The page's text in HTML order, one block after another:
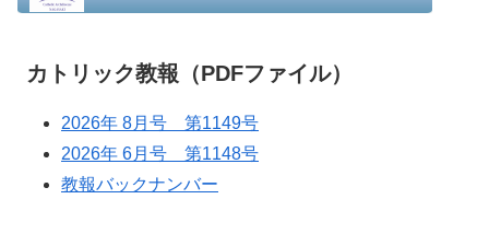
カトリック教報（PDFファイル）
2026年 8月号 第1149号
2026年 6月号 第1148号
教報バックナンバー